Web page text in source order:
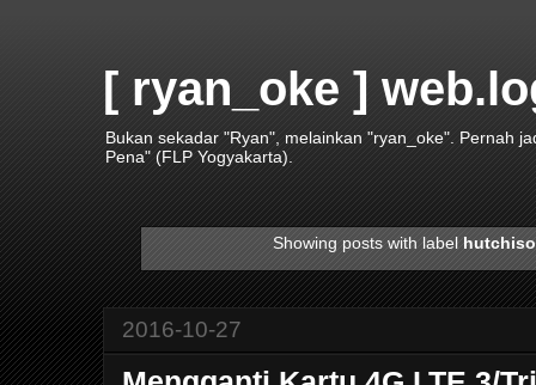
[ ryan_oke ]
Bukan sekadar "Ryan", melainkan "ryan_oke". Pernah
Pena" (FLP Yogyakarta).
Showing posts with label
2016-10-27